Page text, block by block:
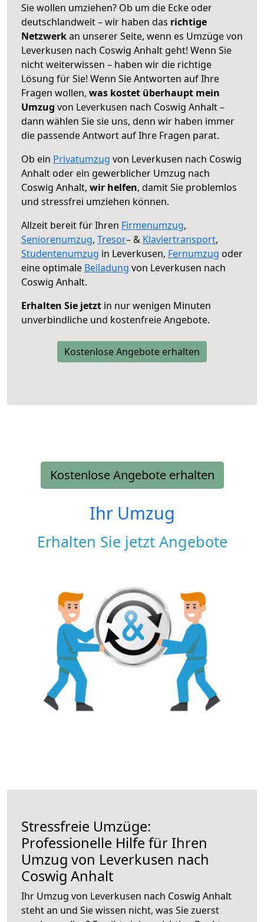
Sie wollen umziehen? Ob um die Ecke oder
deutschlandweit – wir haben das richtige
Netzwerkan unserer Seite, wenn es Umzüge von
Leverkusen nach Coswig Anhalt geht! Wenn Sie
nicht weiterwissen – haben wir die richtige
Lösung für Sie! Wenn Sie Antworten auf Ihre
Fragen wollen, was kostet überhaupt mein
Umzug von Leverkusen nach Coswig Anhalt –
dann wählen Sie sie uns, denn wir haben immer
die passende Antwort auf Ihre Fragen parat.
Ob ein Privatumzug von Leverkusen nach Coswig
Anhalt oder ein gewerblicher Umzug nach
Coswig Anhalt, wir helfen, damit Sie problemlos
und stressfrei umziehen können.
Allzeit bereit für Ihren Firmenumzug,
Seniorenumzug, Tresor– & Klaviertransport,
Studentenumzug in Leverkusen, Fernumzug oder
eine optimale Beiladung von Leverkusen nach
Coswig Anhalt.
Erhalten Sie jetzt in nur wenigen Minuten
unverbindliche und kostenfreie Angebote.
Kostenlose Angebote erhalten
Kostenlose Angebote erhalten
Ihr Umzug
Erhalten Sie jetzt Angebote
Stressfreie Umzüge:
Professionelle Hilfe für Ihren
Umzug von Leverkusen nach
Coswig Anhalt
Ihr Umzug von Leverkusen nach Coswig Anhalt
steht an und Sie wissen nicht, was Sie zuerst